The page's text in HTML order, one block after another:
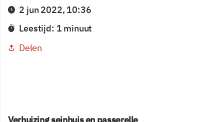
2 jun 2022, 10:36
Leestijd: 1 minuut
Delen
Verhuizing seinhuis en passerelle